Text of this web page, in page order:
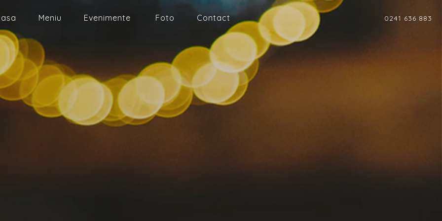
Meniu Evenimente Foto Contact 0241 636 883